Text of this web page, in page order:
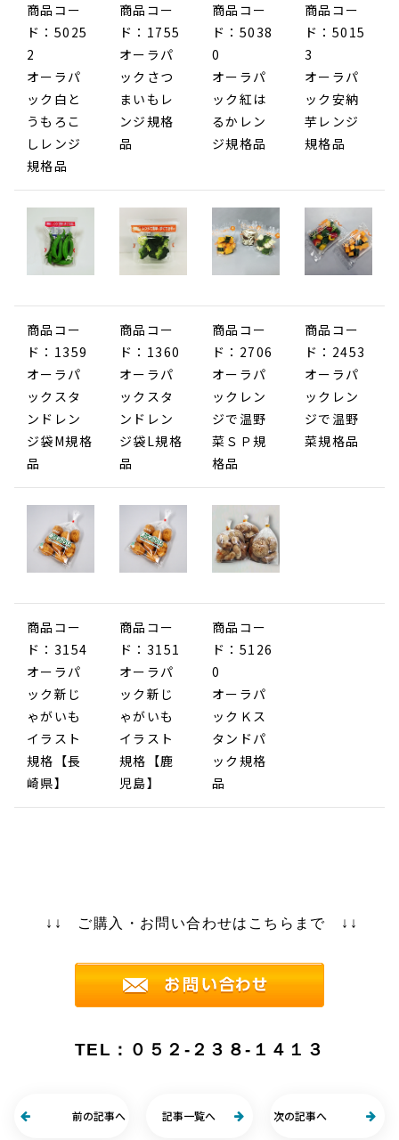
商品コー
ド：5025
2
オーラパ
ック白と
うもろこ
しレンジ
規格品
商品コー
ド：1755
オーラパ
ックさつ
まいもレ
ンジ規格
品
商品コー
ド：5038
0
オーラパ
ック紅は
るかレン
ジ規格品
商品コー
ド：5015
3
オーラパ
ック安納
芋レンジ
規格品
商品コー
ド：1359
オーラパ
ックスタ
ンドレン
ジ袋M規格
品
商品コー
ド：1360
オーラパ
ックスタ
ンドレン
ジ袋L規格
品
商品コー
ド：2706
オーラパ
ックレン
ジで温野
菜ＳＰ規
格品
商品コー
ド：2453
オーラパ
ックレン
ジで温野
菜規格品
商品コー
ド：3154
オーラパ
ック新じ
ゃがいも
イラスト
規格【長
崎県】
商品コー
ド：3151
オーラパ
ック新じ
ゃがいも
イラスト
規格【鹿
児島】
商品コー
ド：5126
0
オーラパ
ックＫス
タンドパ
ック規格
品
↓↓ ご購入・お問い合わせはこちらまで ↓↓
TEL：０５２-２３８-１４１３
前の記事へ 記事一覧へ 次の記事へ